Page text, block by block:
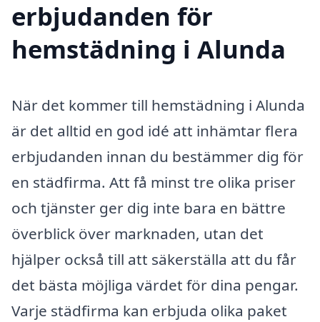
erbjudanden för
hemstädning i Alunda
När det kommer till hemstädning i Alunda
är det alltid en god idé att inhämtar flera
erbjudanden innan du bestämmer dig för
en städfirma. Att få minst tre olika priser
och tjänster ger dig inte bara en bättre
överblick över marknaden, utan det
hjälper också till att säkerställa att du får
det bästa möjliga värdet för dina pengar.
Varje städfirma kan erbjuda olika paket